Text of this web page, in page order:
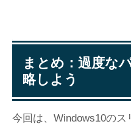
まとめ：過度な
略しよう
今回は、Windows10の